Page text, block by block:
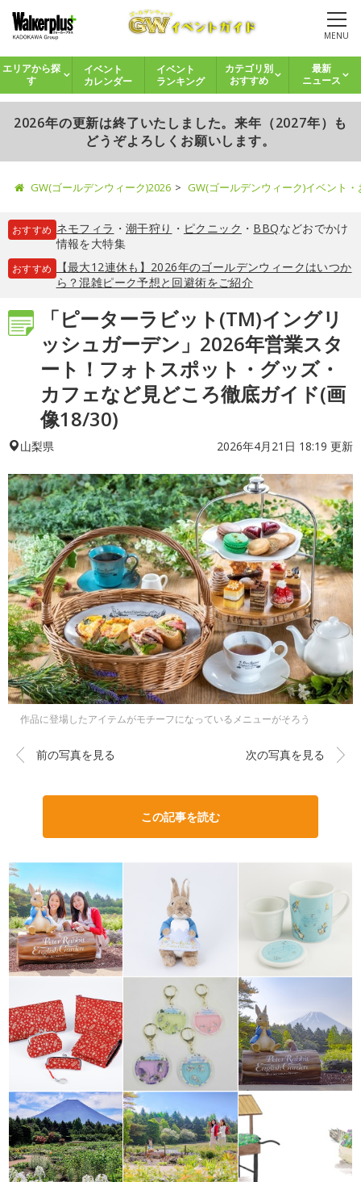
MENU
エリアから探
す
イベント
カレンダー
イベント
ランキング
カテゴリ別
おすすめ
最新
ニュース
2026年の更新は終了いたしました。来年（2027年）も
どうぞよろしくお願いします。
GW(ゴールデンウィーク)2026 GW(ゴールデンウィーク)イベント
おすすめ ネモフィラ ・ 潮干狩り ・ ピクニック ・ BBQなどおでかけ
情報を大特集
おすすめ
【最大12連休も】2026年のゴールデンウィークはいつか
ら？混雑ピーク予想と回避術をご紹介
「ピーターラビット(TM)イングリ
ッシュガーデン」2026年営業スタ
ート！フォトスポット・グッズ・
カフェなど見どころ徹底ガイド(画
像18/30)
山梨県 2026年4月21日 18:19 更新
作品に登場したアイテムがモチーフになっているメニューがそろう
前の写真を見る 次の写真を見る
この記事を読む